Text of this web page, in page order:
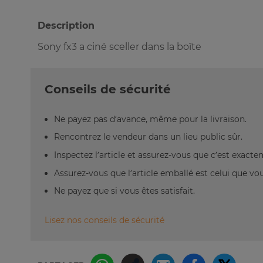
Description
Sony fx3 a ciné sceller dans la boîte
Conseils de sécurité
Ne payez pas d’avance, même pour la livraison.
Rencontrez le vendeur dans un lieu public sûr.
Inspectez l’article et assurez-vous que c’est
Assurez-vous que l’article emballé est celui que
Ne payez que si vous êtes satisfait.
Lisez nos conseils de sécurité